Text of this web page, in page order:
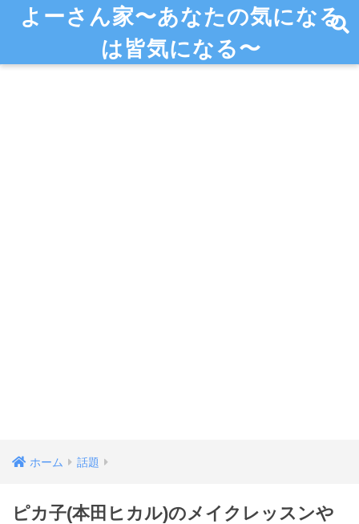
よーさん家〜あなたの気になる
は皆気になる〜
ホーム 話題
ピカ子(本田ヒカル)のメイクレッスンや